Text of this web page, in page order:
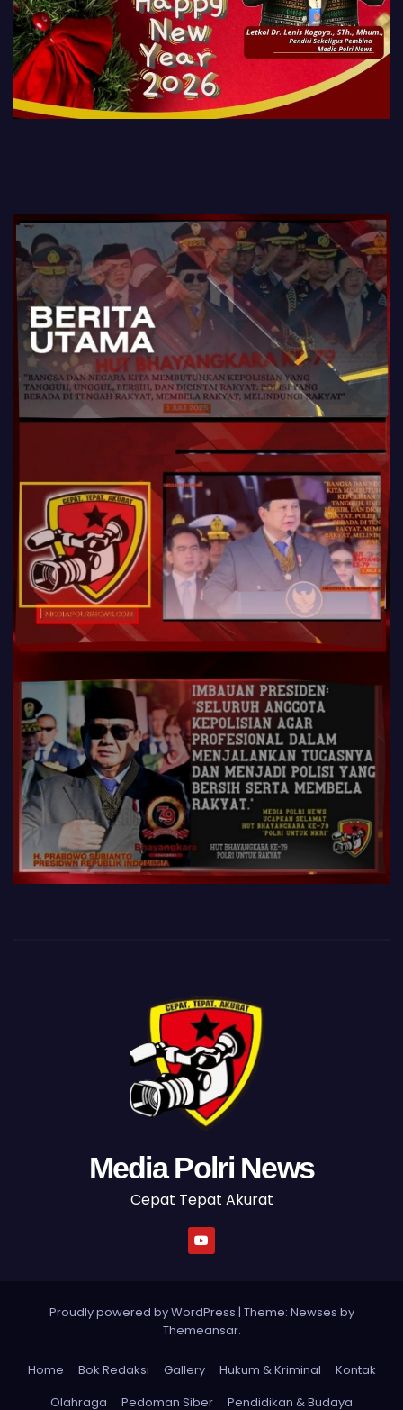
Media Polri News
Cepat Tepat Akurat
Proudly powered by WordPress | Theme: Newses by
Themeansar.
Home Bok Redaksi Gallery Hukum & Kriminal
Kontak
Olahraga
Pedoman Siber Pendidikan & Budaya